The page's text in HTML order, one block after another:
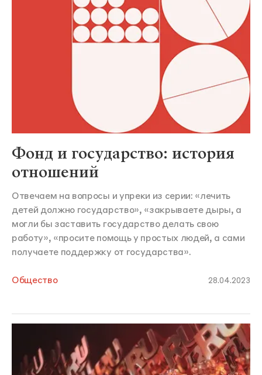
Фонд и государство: история
отношений
Отвечаем на вопросы и упреки из серии: «лечить
детей должно государство», «закрываете дыры, а
могли бы заставить государство делать свою
работу», «просите помощь у простых людей, а сами
получаете поддержку от государства».
Общество 28.04.2023